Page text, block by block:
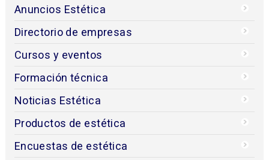
Anuncios Estética
Directorio de empresas
Cursos y eventos
Formación técnica
Noticias Estética
Productos de estética
Encuestas de estética